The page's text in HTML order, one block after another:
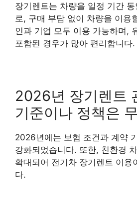
장기렌트는 차량을 일정 기간
로, 구매 부담 없이 차량을 이용
인과 기업 모두 이용 가능하며,
포함된 경우가 많아 편리합니다.
2026년 장기렌트
기준이나 정책은
2026년에는 보험 조건과 계약
강화되었습니다. 또한, 친환경
확대되어 전기차 장기렌트 이용
다.